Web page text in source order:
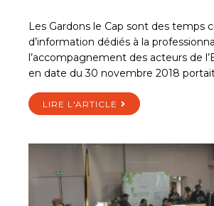
Les Gardons le Cap sont des temps
d’information dédiés à la
l’accompagnement des acteurs de
en date du 30 novembre 2018
LIRE L'ARTICLE